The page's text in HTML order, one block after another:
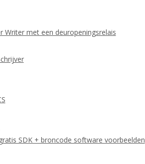
Writer met een deuropeningsrelais
SDK + broncode software voorbeelden